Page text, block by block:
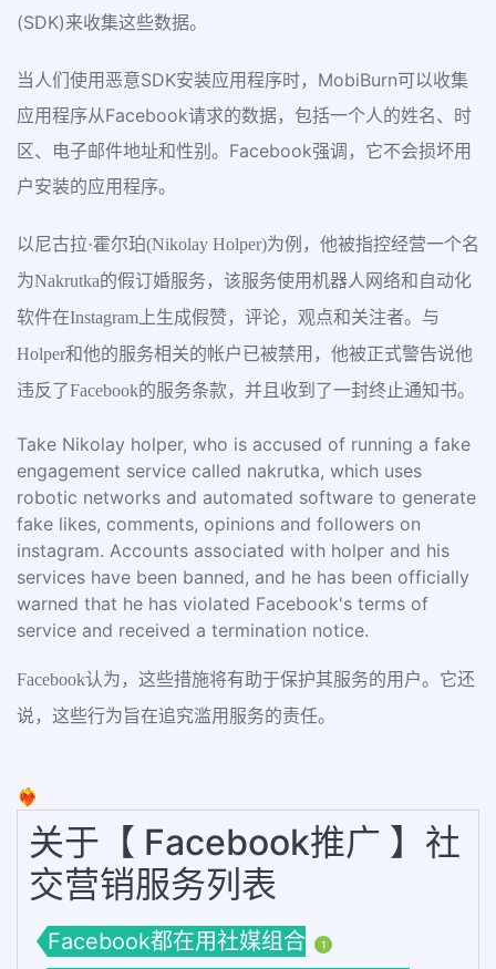
(SDK)来收集这些数据。
当人们使用恶意SDK安装应用程序时，MobiBurn可以收集
应用程序从Facebook请求的数据，包括一个人的姓名、时
区、电子邮件地址和性别。Facebook强调，它不会损坏用
户安装的应用程序。
以尼古拉·霍尔珀(Nikolay Holper)为例，他被指控经营一个名
为Nakrutka的假订婚服务，该服务使用机器人网络和自动化
软件在Instagram上生成假赞，评论，观点和关注者。与
Holper和他的服务相关的帐户已被禁用，他被正式警告说他
违反了Facebook的服务条款，并且收到了一封终止通知书。
Take Nikolay holper, who is accused of running a fake
engagement service called nakrutka, which uses
robotic networks and automated software to generate
fake likes, comments, opinions and followers on
instagram. Accounts associated with holper and his
services have been banned, and he has been officially
warned that he has violated Facebook's terms of
service and received a termination notice.
Facebook认为，这些措施将有助于保护其服务的用户。它还
说，这些行为旨在追究滥用服务的责任。
❤️‍🔥
关于【 Facebook推广 】社
交营销服务列表
Facebook都在用社媒组合 1